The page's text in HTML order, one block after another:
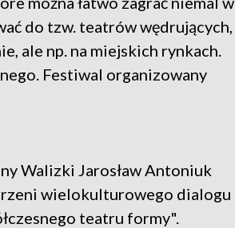
do tzw. teatrów wędrujących,
ale np. na miejskich rynkach.
Festiwal organizowany
Walizki Jarosław Antoniuk
wielokulturowego dialogu
teatru formy".